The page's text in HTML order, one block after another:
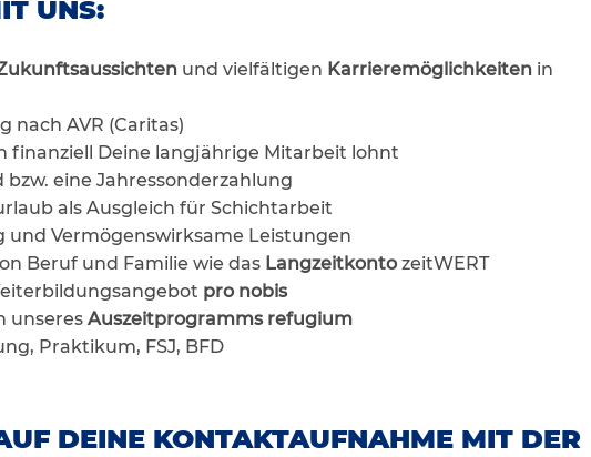
UNS:
und vielfältigen Karrieremöglichkeiten in
AVR (Caritas)
finanziell Deine langjährige Mitarbeit lohnt
eine Jahressonderzahlung
als Ausgleich für Schichtarbeit
und Vermögenswirksame Leistungen
Beruf und Familie wie das Langzeitkonto zeitWERT
pro nobis
unseres Auszeitprogramms refugium
Praktikum, FSJ, BFD
DEINE KONTAKTAUFNAHME MIT DER